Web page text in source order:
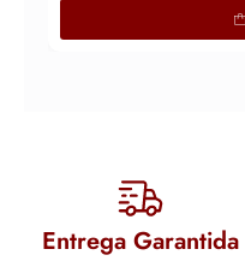
Entrega Garantida